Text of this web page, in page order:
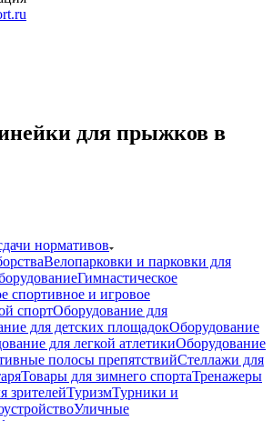
для прыжков в
нормативов
Велопарковки и парковки для
Гимнастическое
спортивное и игровое
спортОборудование для
для детских площадокОборудование
для легкой атлетикиОборудование
полосы препятствийСтеллажи для
Товары для зимнего спортаТренажеры
зрителейТуризмТурники и
Уличные